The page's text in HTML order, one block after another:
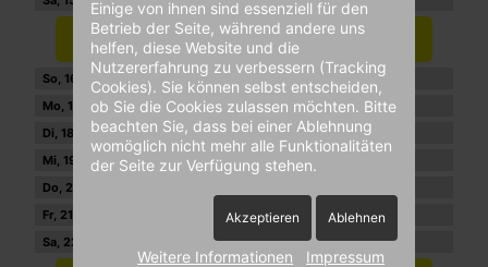
09:00 - 15:00
Wartungsarbeiten
16
17
18
19
20
21
22
Einige von ihnen sind essenziell für den
Betrieb der Seite, während andere uns
helfen, diese Website und die
Nutzererfahrung zu verbessern (Tracking
Cookies). Sie können selbst entscheiden,
ob Sie die Cookies zulassen möchten. Bitte
beachten Sie, dass bei einer Ablehnung
womöglich nicht mehr alle Funktionalitäten
der Seite zur Verfügung stehen.
Akzeptieren Ablehnen
Weitere Informationen Impressum